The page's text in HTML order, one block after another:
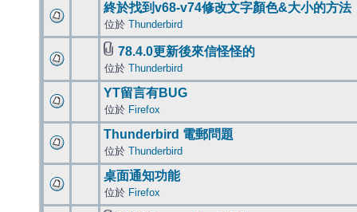
終於找到v68-v74修改文字顏色&大小的方法
位於 Thunderbird
78.4.0更新後來信怪怪的
位於 Thunderbird
YT留言有BUG
位於 Firefox
Thunderbird 電郵問題
位於 Thunderbird
桌面通知功能
位於 Firefox